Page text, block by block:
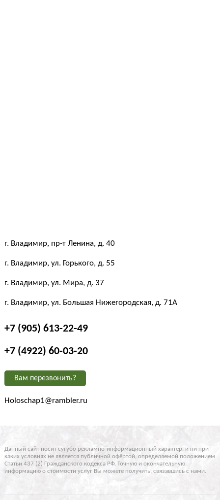
г. Владимир, пр-т Ленина, д. 40
г. Владимир, ул. Горького, д. 55
г. Владимир, ул. Мира, д. 37
г. Владимир, ул. Большая Нижегородская, д. 71А
+7 (905) 613-22-49
+7 (4922) 60-03-20
Вам перезвонить?
Holoschap1@rambler.ru
Данный сайт носит сугубо рекламно-информационный характер, и ни при
каких условиях не является публичной офёртой, определяемой положением
Статьи 437 (2) Гражданского кодекса РФ. Точную и окончательную
информацию о стоимости услуг Вы можете получить, связавшись с нами.